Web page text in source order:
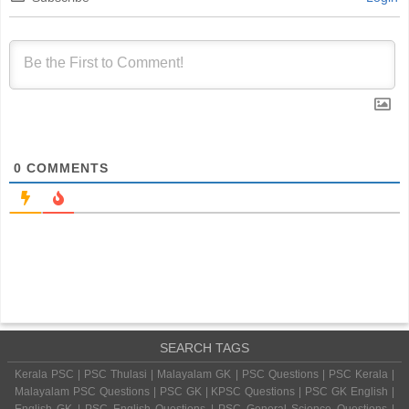
0 COMMENTS
SEARCH TAGS
Kerala PSC | PSC Thulasi | Malayalam GK | PSC Questions | PSC Kerala |
Malayalam PSC Questions | PSC GK | KPSC Questions | PSC GK English |